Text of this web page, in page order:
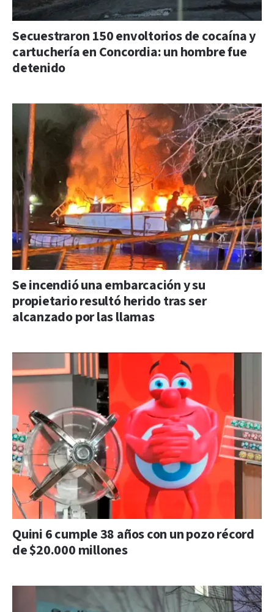
Secuestraron 150 envoltorios de cocaína y
cartuchería en Concordia: un hombre fue
detenido
Se incendió una embarcación y su
propietario resultó herido tras ser
alcanzado por las llamas
Quini 6 cumple 38 años con un pozo récord
de $20.000 millones